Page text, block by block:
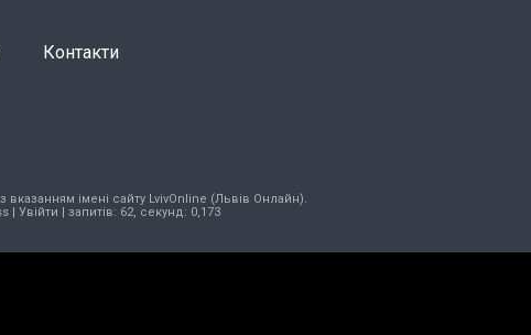
Контакти
вказанням імені сайту LvivOnline (Львів Онлайн).
| Увійти | запитів: 62, секунд: 0,173